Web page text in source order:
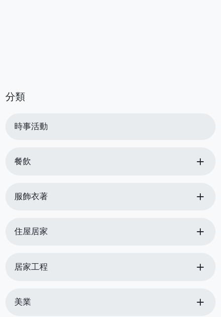
分類
時事活動
餐飲 add
服飾衣著 add
住屋居家 add
居家工程 add
美業 add